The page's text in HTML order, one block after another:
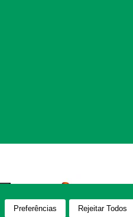
Preferências Rejeitar Todos